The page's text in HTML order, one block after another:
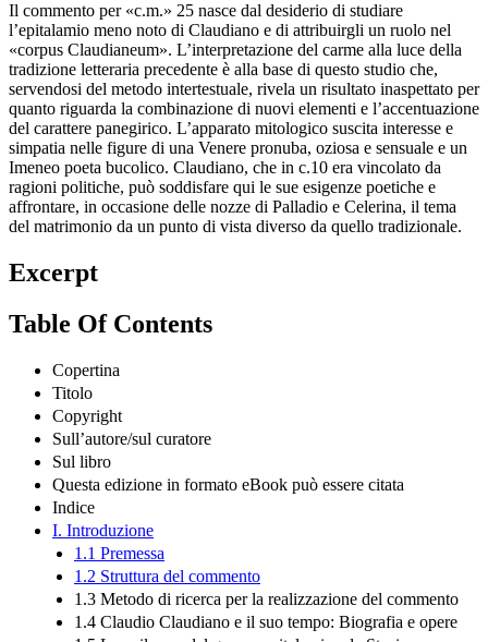
Il commento per «c.m.» 25 nasce dal desiderio di studiare
l’epitalamio meno noto di Claudiano e di attribuirgli un ruolo nel
«corpus Claudianeum». L’interpretazione del carme alla luce della
tradizione letteraria precedente è alla base di questo studio che,
servendosi del metodo intertestuale, rivela un risultato inaspettato per
quanto riguarda la combinazione di nuovi elementi e l’accentuazione
del carattere panegirico. L’apparato mitologico suscita interesse e
simpatia nelle figure di una Venere pronuba, oziosa e sensuale e un
Imeneo poeta bucolico. Claudiano, che in c.10 era vincolato da
ragioni politiche, può soddisfare qui le sue esigenze poetiche e
affrontare, in occasione delle nozze di Palladio e Celerina, il tema
del matrimonio da un punto di vista diverso da quello tradizionale.
Excerpt
Table Of Contents
Copertina
Titolo
Copyright
Sull’autore/sul curatore
Sul libro
Questa edizione in formato eBook può essere citata
Indice
I. Introduzione
1.1 Premessa
1.2 Struttura del commento
1.3 Metodo di ricerca per la realizzazione del commento
1.4 Claudio Claudiano e il suo tempo: Biografia e opere